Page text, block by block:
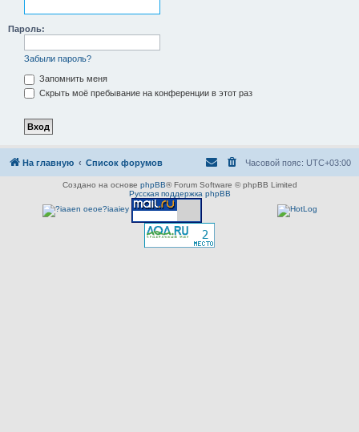
Пароль:
Забыли пароль?
Запомнить меня
Скрыть моё пребывание на конференции в этот раз
На главную Список форумов Часовой пояс: UTC+03:00
Создано на основе phpBB® Forum Software © phpBB Limited
Русская поддержка phpBB